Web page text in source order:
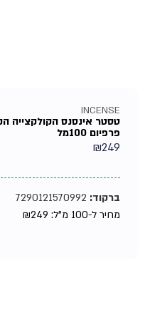
INCENSE
פרפיום 100מל
₪249
ברקוד:7290121570992
מחיר ל-100 מ"ל:
₪249